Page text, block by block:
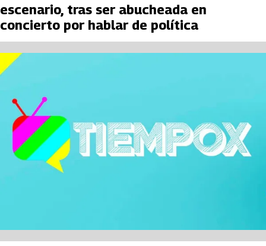
escenario, tras ser abucheada en
concierto por hablar de política